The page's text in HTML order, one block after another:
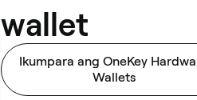
wallet
Ikumpara ang OneKey
Wallets